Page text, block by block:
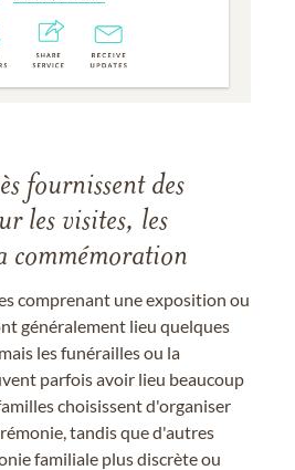
fournissent des
les visites, les
commémoration
comprenant une exposition ou
généralement lieu quelques
les funérailles ou la
parfois avoir lieu beaucoup
choisissent d'organiser
tandis que d'autres
familiale plus discrète ou